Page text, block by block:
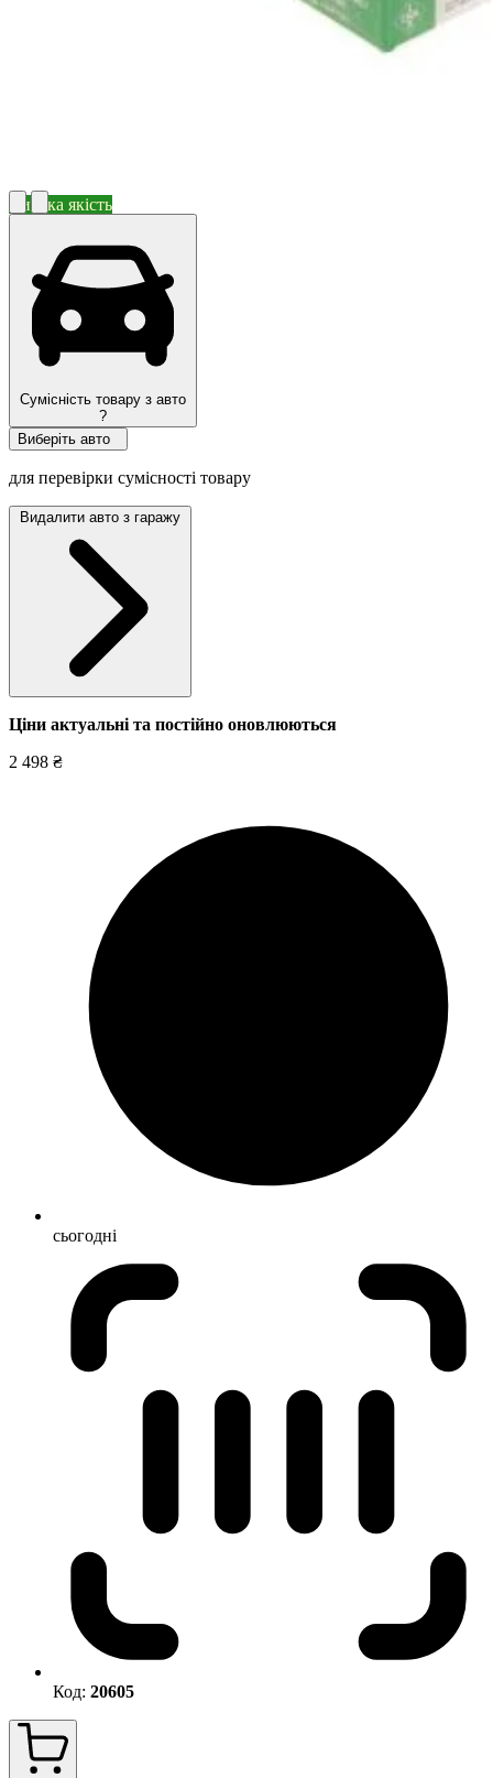
Висока якість
Сумісність товару з авто
?
Виберіть авто
для перевірки сумісності товару
Видалити авто з гаражу
Ціни актуальні та постійно оновлюються
2 498 ₴
сьогодні
Код: 20605